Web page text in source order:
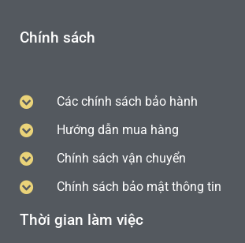
Chính sách
Các chính sách bảo hành
Hướng dẫn mua hàng
Chính sách vận chuyển
Chính sách bảo mật thông tin
Thời gian làm việc